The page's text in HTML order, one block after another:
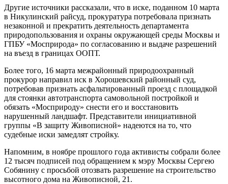
Другие источники рассказали, что в иске, поданном 10 марта
в Никулинский райсуд, прокуратура потребовала признать
незаконной и прекратить деятельность департамента
природопользования и охраны окружающей среды Москвы и
ГПБУ «Мосприрода» по согласованию и выдаче разрешений
на въезд в границах ООПТ.
Более того, 16 марта межрайонный природоохранный
прокурор направил иск в Хорошевский районный суд,
потребовав признать асфальтированный проезд с площадкой
для стоянки автотранспорта самовольной постройкой и
обязать «Мосприроду» снести его и восстановить
нарушенный ландшафт. Представители инициативной
группы «В защиту Живописной» надеются на то, что
судебные иски замедлят стройку.
Напомним, в ноябре прошлого года активисты собрали более
12 тысяч подписей под обращением к мэру Москвы Сергею
Собянину с просьбой отозвать разрешение на строительство
высотного дома на Живописной, 21.